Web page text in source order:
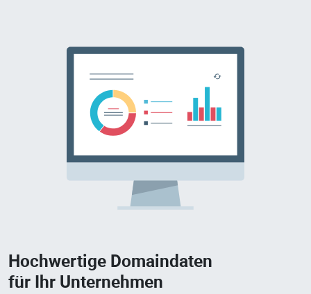
Hochwertige Domaindaten
für Ihr Unternehmen